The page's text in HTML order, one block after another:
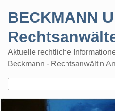
BECKMANN
Aktuelle rechtliche
Beckmann - Rechtsanwältin